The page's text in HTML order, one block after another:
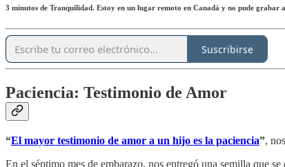
3 minutos de Tranquilidad. Estoy en un lugar remoto en Canadá y no pude grabar
Suscribirse
Paciencia: Testimonio de Amor
“El mayor testimonio de amor a un hijo es la paciencia”,
En el séptimo mes de embarazo, nos entregó una semilla que